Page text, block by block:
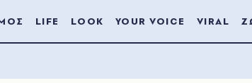
LIFE LOOK YOUR VOICE VIRAL